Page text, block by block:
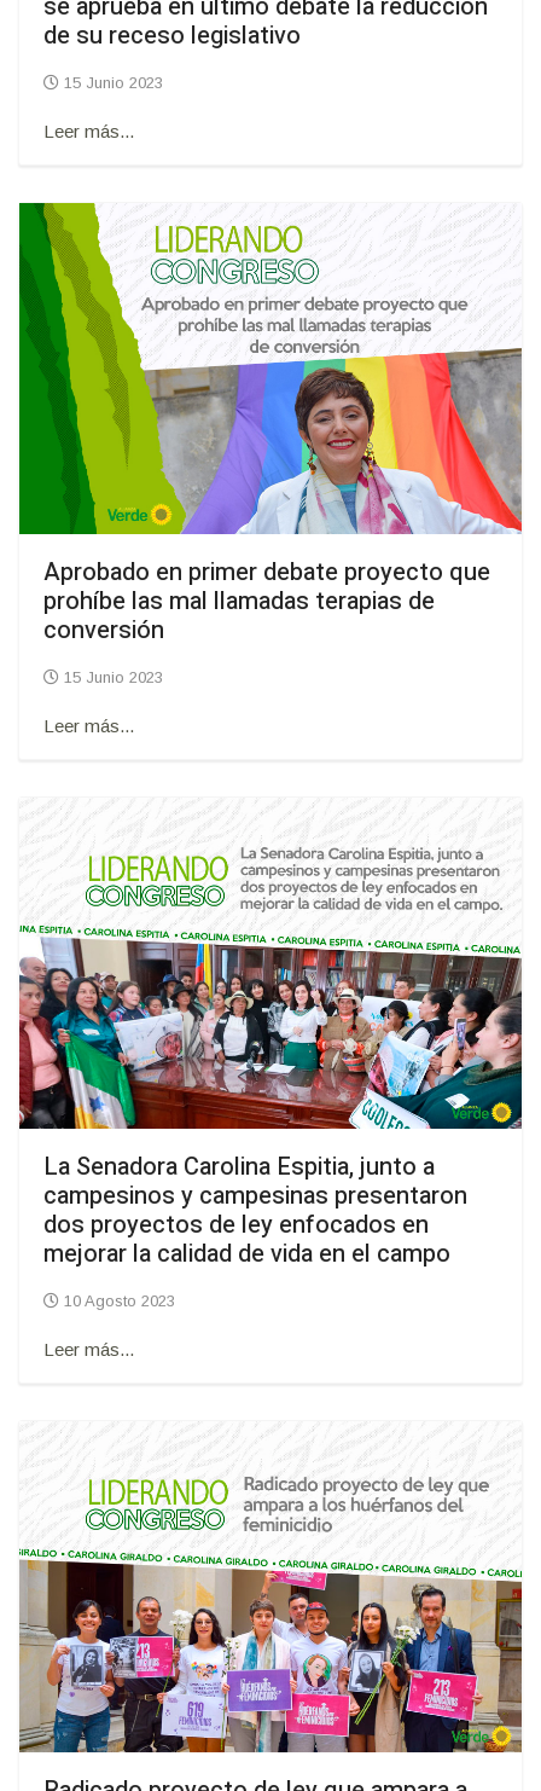
de su receso legislativo
15 Junio 2023
Leer más...
Aprobado en primer debate proyecto que
prohíbe las mal llamadas terapias de
conversión
15 Junio 2023
Leer más...
La Senadora Carolina Espitia, junto a
campesinos y campesinas presentaron
dos proyectos de ley enfocados en
mejorar la calidad de vida en el campo
10 Agosto 2023
Leer más...